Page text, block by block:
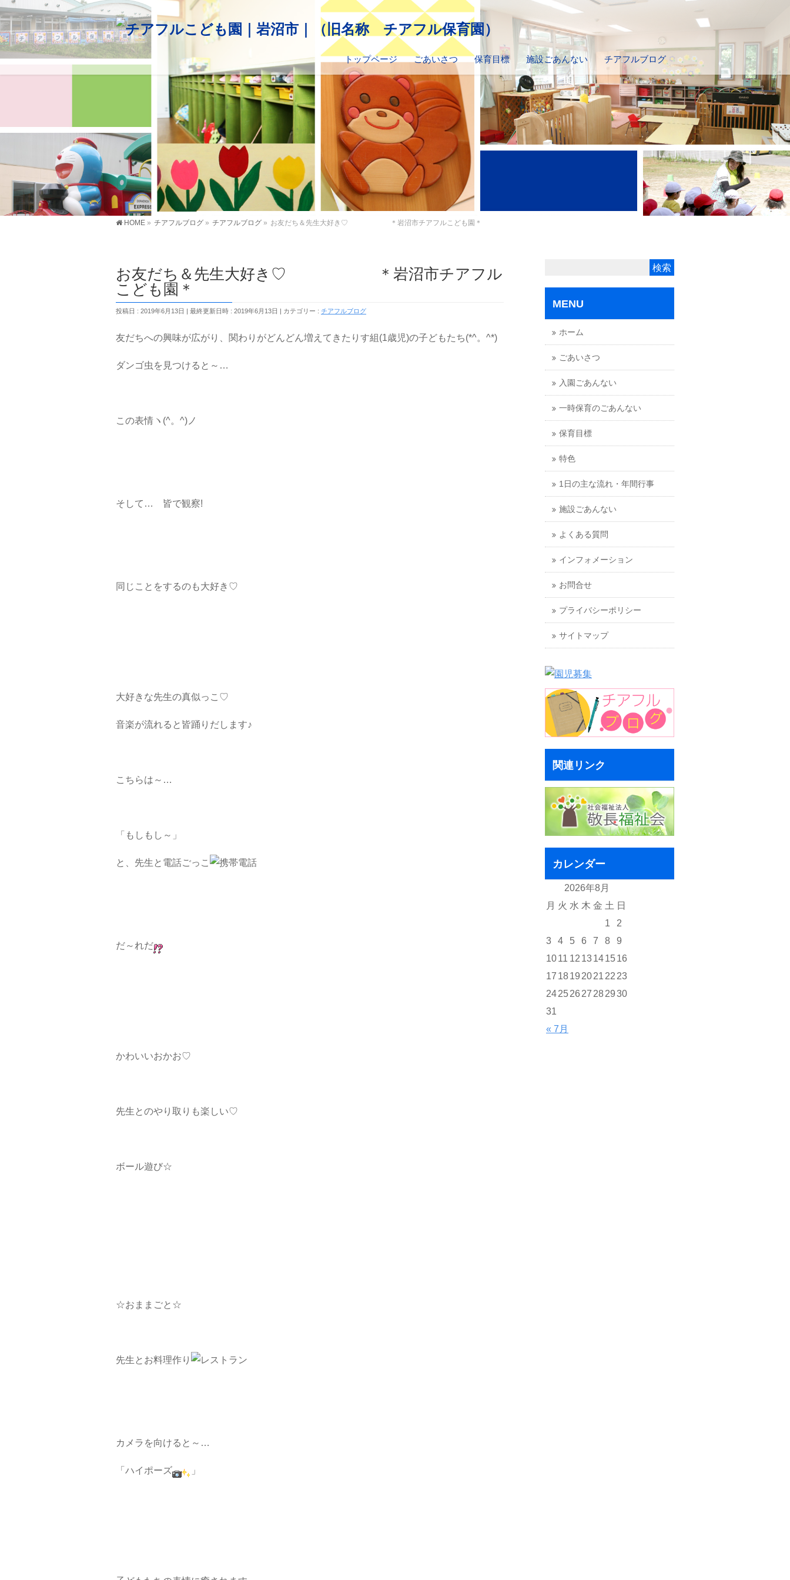
トップページ ごあいさつ 保育目標 施設ごあんない チアフルブログ
HOME » チアフルブログ » チアフルブログ » お友だち＆先生大好き♡ ＊岩沼市チアフルこども園＊
お友だち＆先生大好き♡ ＊岩沼市チアフル
こども園＊
投稿日 : 2019年6月13日 最終更新日時 : 2019年6月13日 カテゴリー : チアフルブログ
友だちへの興味が広がり、関わりがどんどん増えてきたりす組(1歳児)の子どもたち(*^。^*)
ダンゴ虫を見つけると～…
この表情ヽ(^。^)ノ
そして… 皆で観察!
同じことをするのも大好き♡
大好きな先生の真似っこ♡
音楽が流れると皆踊りだします♪
こちらは～…
「もしもし～」
と、先生と電話ごっこ
だ～れだ
かわいいおかお♡
先生とのやり取りも楽しい♡
ボール遊び☆
☆おままごと☆
先生とお料理作り
カメラを向けると～…
「ハイポーズ 」
MENU
ホーム
ごあいさつ
入園ごあんない
一時保育のごあんない
保育目標
特色
1日の主な流れ・年間行事
施設ごあんない
よくある質問
インフォメーション
お問合せ
プライバシーポリシー
サイトマップ
関連リンク
カレンダー
2026年8月
月 火 水 木 金 土 日
« 7月
1
2
3
4 5 6 7 8
9
1011 12 13141516
17 1819 2021 22 23
242526 27 282930
31